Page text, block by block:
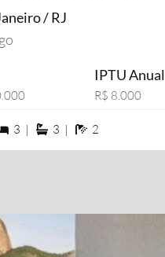
/ RJ
IPTU Anual
R$ 8.000
na garagem
3 dormiórios
3 | 3 suítes
3 | 2 banheiros
2